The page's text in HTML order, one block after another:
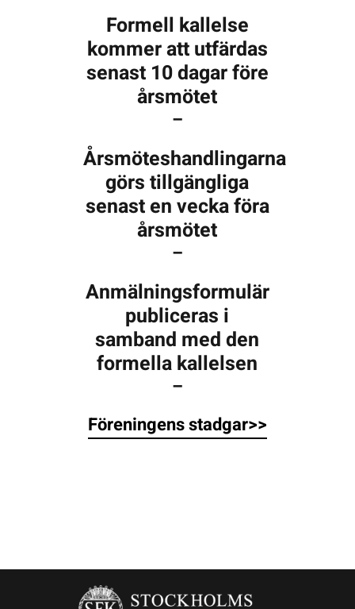
Formell kallelse
kommer att utfärdas
senast 10 dagar före
årsmötet
–
Årsmöteshandlingarna
görs tillgängliga
senast en vecka föra
årsmötet
–
Anmälningsformulär
publiceras i
samband med den
formella kallelsen
–
Föreningens stadgar>>